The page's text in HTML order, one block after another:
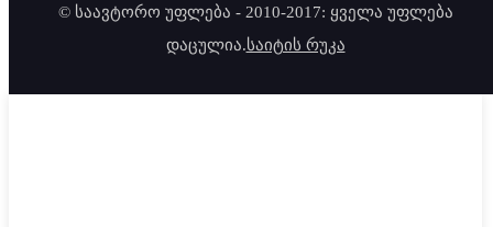
© საავტორო უფლება - 2010-2017: ყველა უფლება
დაცულია.საიტის რუკა